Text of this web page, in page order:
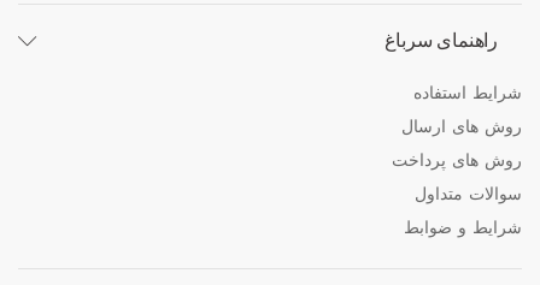
راهنمای سرباغ
شرایط استفاده
روش های ارسال
روش های پرداخت
سوالات متداول
شرایط و ضوابط